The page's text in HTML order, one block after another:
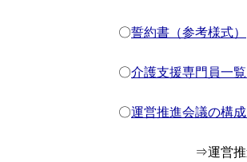
〇誓約書（参考様式）
〇介護支援専門員一覧
〇運営推進会議の構成
⇒運営推進会議